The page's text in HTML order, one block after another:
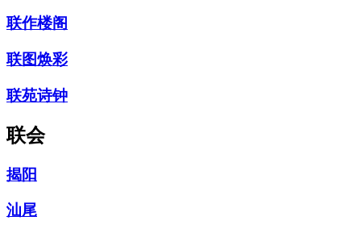
联作楼阁
联图焕彩
联苑诗钟
联会
揭阳
汕尾